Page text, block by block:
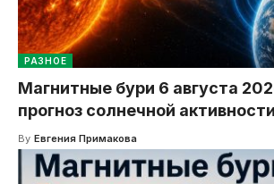
РАЗНОЕ
Магнитные бури 6 августа
прогноз солнечной
By Евгения Примакова